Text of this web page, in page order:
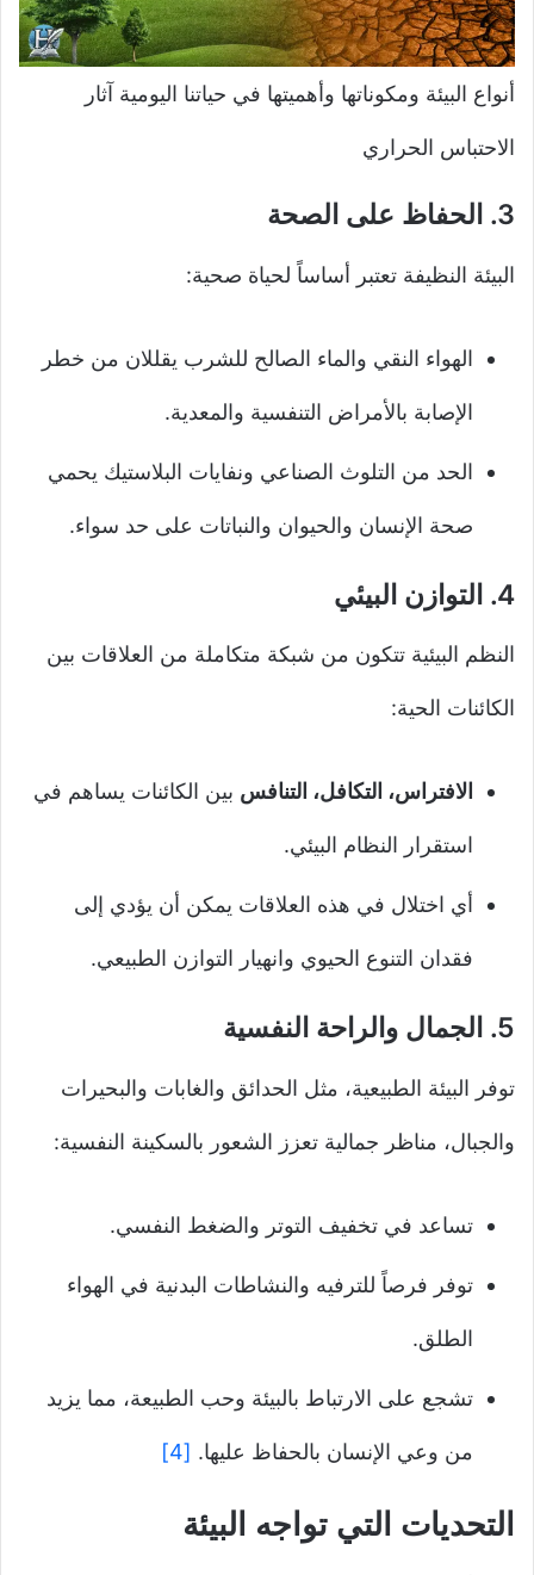
أنواع البيئة ومكوناتها وأهميتها في حياتنا اليومية آثار
الاحتباس الحراري
3. الحفاظ على الصحة
البيئة النظيفة تعتبر أساساً لحياة صحية:
الهواء النقي والماء الصالح للشرب يقللان من خطر
الإصابة بالأمراض التنفسية والمعدية.
الحد من التلوث الصناعي ونفايات البلاستيك يحمي
صحة الإنسان والحيوان والنباتات على حد سواء.
4. التوازن البيئي
النظم البيئية تتكون من شبكة متكاملة من العلاقات بين
الكائنات الحية:
الافتراس، التكافل، التنافس بين الكائنات يساهم في
استقرار النظام البيئي.
أي اختلال في هذه العلاقات يمكن أن يؤدي إلى
فقدان التنوع الحيوي وانهيار التوازن الطبيعي.
5. الجمال والراحة النفسية
توفر البيئة الطبيعية، مثل الحدائق والغابات والبحيرات
والجبال، مناظر جمالية تعزز الشعور بالسكينة النفسية:
تساعد في تخفيف التوتر والضغط النفسي.
توفر فرصاً للترفيه والنشاطات البدنية في الهواء
الطلق.
تشجع على الارتباط بالبيئة وحب الطبيعة، مما يزيد
من وعي الإنسان بالحفاظ عليها. [4]
التحديات التي تواجه البيئة